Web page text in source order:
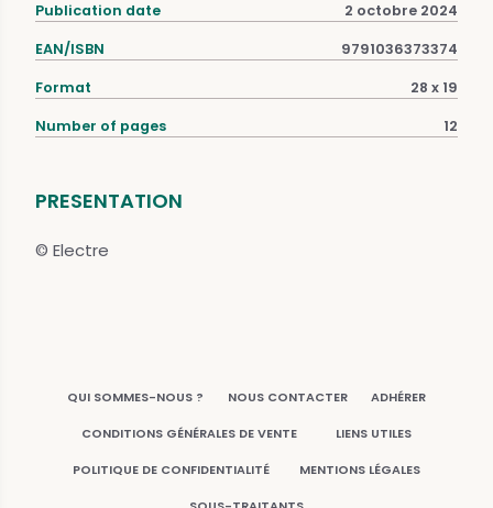
Publication date 2 octobre 2024
EAN/ISBN 9791036373374
Format 28 x 19
Number of pages 12
PRESENTATION
© Electre
QUI SOMMES-NOUS ? NOUS CONTACTER ADHÉRER
CONDITIONS GÉNÉRALES DE VENTE LIENS UTILES
POLITIQUE DE CONFIDENTIALITÉ MENTIONS LÉGALES